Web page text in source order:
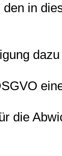
in
die